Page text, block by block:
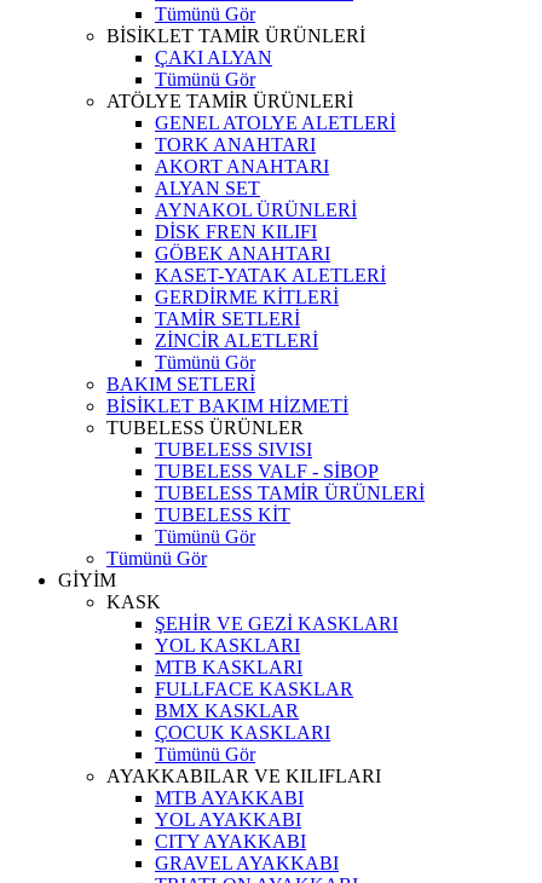
Tümünü Gör
BİSİKLET TAMİR ÜRÜNLERİ
ÇAKI ALYAN
Tümünü Gör
ATÖLYE TAMİR ÜRÜNLERİ
GENEL ATOLYE ALETLERİ
TORK ANAHTARI
AKORT ANAHTARI
ALYAN SET
AYNAKOL ÜRÜNLERİ
DİSK FREN KILIFI
GÖBEK ANAHTARI
KASET-YATAK ALETLERİ
GERDİRME KİTLERİ
TAMİR SETLERİ
ZİNCİR ALETLERİ
Tümünü Gör
BAKIM SETLERİ
BİSİKLET BAKIM HİZMETİ
TUBELESS ÜRÜNLER
TUBELESS SIVISI
TUBELESS VALF - SİBOP
TUBELESS TAMİR ÜRÜNLERİ
TUBELESS KİT
Tümünü Gör
Tümünü Gör
GİYİM
KASK
ŞEHİR VE GEZİ KASKLARI
YOL KASKLARI
MTB KASKLARI
FULLFACE KASKLAR
BMX KASKLAR
ÇOCUK KASKLARI
Tümünü Gör
AYAKKABILAR VE KILIFLARI
MTB AYAKKABI
YOL AYAKKABI
CITY AYAKKABI
GRAVEL AYAKKABI